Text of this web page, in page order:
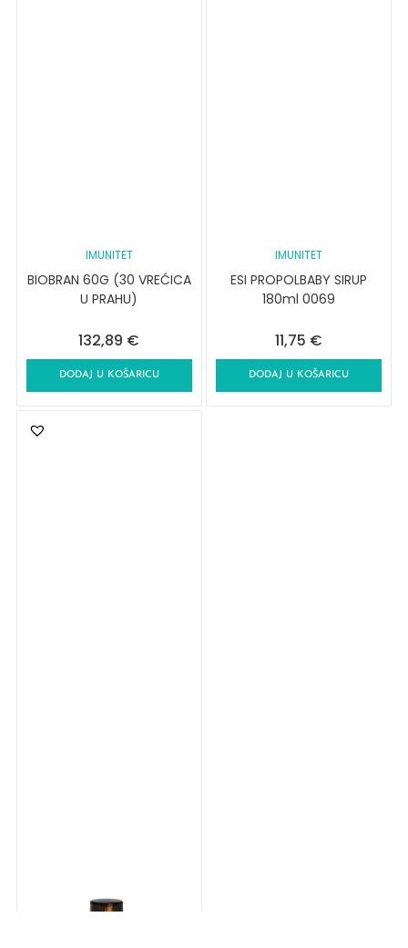
IMUNITET
BIOBRAN 60G (30 VREĆICA
U PRAHU)
132,89 €
DODAJ U KOŠARICU
IMUNITET
ESI PROPOLBABY SIRUP
180ml 0069
11,75 €
DODAJ U KOŠARICU